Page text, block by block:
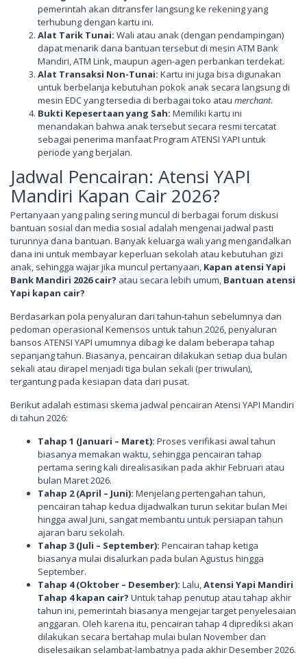
pemerintah akan ditransfer langsung ke rekening yang
terhubung dengan kartu ini.
Alat Tarik Tunai: Wali atau anak (dengan pendampingan)
dapat menarik dana bantuan tersebut di mesin ATM Bank
Mandiri, ATM Link, maupun agen-agen perbankan terdekat.
Alat Transaksi Non-Tunai: Kartu ini juga bisa digunakan
untuk berbelanja kebutuhan pokok anak secara langsung di
mesin EDC yang tersedia di berbagai toko atau merchant.
Bukti Kepesertaan yang Sah: Memiliki kartu ini
menandakan bahwa anak tersebut secara resmi tercatat
sebagai penerima manfaat Program ATENSI YAPI untuk
periode yang berjalan.
Jadwal Pencairan: Atensi YAPI
Mandiri Kapan Cair 2026?
Pertanyaan yang paling sering muncul di berbagai forum diskusi
bantuan sosial dan media sosial adalah mengenai jadwal pasti
turunnya dana bantuan. Banyak keluarga wali yang mengandalkan
dana ini untuk membayar keperluan sekolah atau kebutuhan gizi
anak, sehingga wajar jika muncul pertanyaan, Kapan atensi Yapi
Bank Mandiri 2026 cair? atau secara lebih umum, Bantuan atensi
Yapi kapan cair?
Berdasarkan pola penyaluran dari tahun-tahun sebelumnya dan
pedoman operasional Kemensos untuk tahun 2026, penyaluran
bansos ATENSI YAPI umumnya dibagi ke dalam beberapa tahap
sepanjang tahun. Biasanya, pencairan dilakukan setiap dua bulan
sekali atau dirapel menjadi tiga bulan sekali (per triwulan),
tergantung pada kesiapan data dari pusat.
Berikut adalah estimasi skema jadwal pencairan Atensi YAPI Mandiri
di tahun 2026:
Tahap 1 (Januari – Maret): Proses verifikasi awal tahun
biasanya memakan waktu, sehingga pencairan tahap
pertama sering kali direalisasikan pada akhir Februari atau
bulan Maret 2026.
Tahap 2 (April – Juni): Menjelang pertengahan tahun,
pencairan tahap kedua dijadwalkan turun sekitar bulan Mei
hingga awal Juni, sangat membantu untuk persiapan tahun
ajaran baru sekolah.
Tahap 3 (Juli – September): Pencairan tahap ketiga
biasanya mulai disalurkan pada bulan Agustus hingga
September.
Tahap 4 (Oktober – Desember): Lalu,Atensi Yapi Mandiri
Tahap 4 kapan cair? Untuk tahap penutup atau tahap akhir
tahun ini, pemerintah biasanya mengejar target penyelesaian
anggaran. Oleh karena itu, pencairan tahap 4 diprediksi akan
dilakukan secara bertahap mulai bulan November dan
diselesaikan selambat-lambatnya pada akhir Desember 2026.